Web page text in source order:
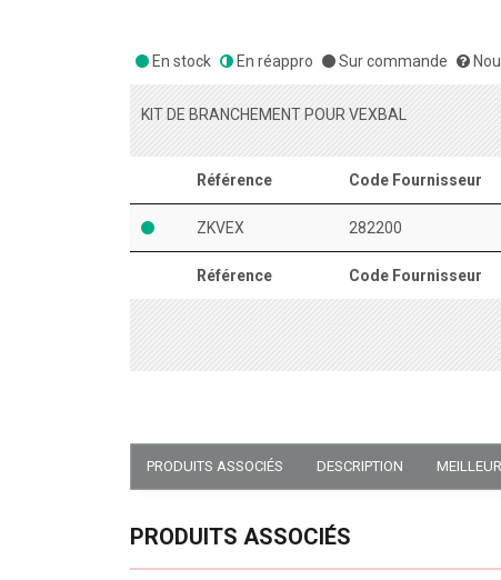
En stock En réappro Sur commande
KIT DE BRANCHEMENT POUR VEXBAL
Référence Code Fournisseur
Référence Code Fournisseur
ZKVEX 282200
PRODUITS ASSOCIÉS DESCRIPTION
PRODUITS ASSOCIÉS